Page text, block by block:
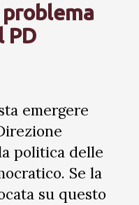
PD
emergere
politica delle
Se la
su questo